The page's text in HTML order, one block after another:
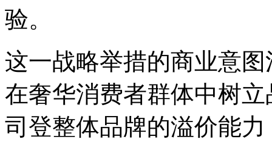
验。
这一战略举措的商业意
在奢华消费者群体中树
司登整体品牌的溢价能